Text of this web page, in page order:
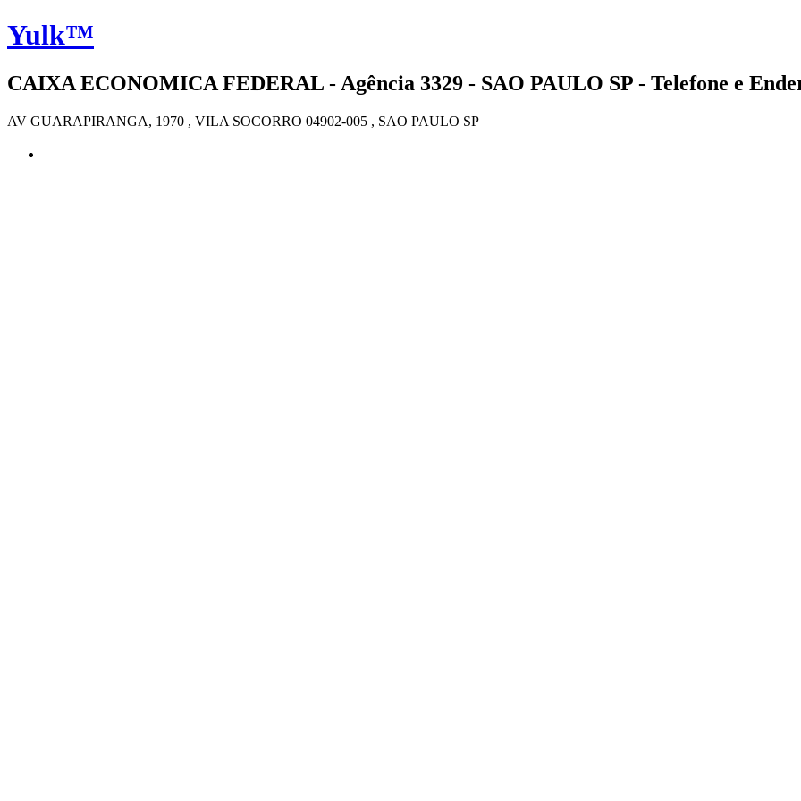
Yulk™
CAIXA ECONOMICA FEDERAL - Agência 3329 - SAO PAULO SP - Telefone e
AV GUARAPIRANGA, 1970 , VILA SOCORRO 04902-005 , SAO PAULO SP